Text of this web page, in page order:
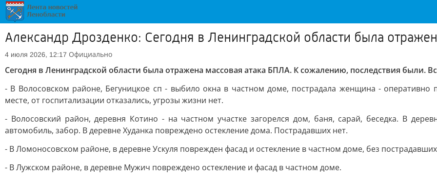
Александр Дрозденко: Сегодня в Ленинградской области была
4 июля 2026, 12:17 Официально
Сегодня в Ленинградской области была отражена массовая атака БПЛА. К сожалению, последствия были.
- В Волосовском районе, Бегуницкое сп - выбило окна в частном доме, пострадала женщина -
месте, от госпитализации отказались, угрозы жизни нет.
- Волосовский район, деревня Котино - на частном участке загорелся дом, баня, сарай, беседка. В
автомобиль, забор. В деревне Худанка повреждено остекление дома. Пострадавших нет.
- В Ломоносовском районе, в деревне Ускуля поврежден фасад и остекление в частном доме, без
- В Лужском районе, в деревне Мужич повреждено остекление и фасад в частном доме.